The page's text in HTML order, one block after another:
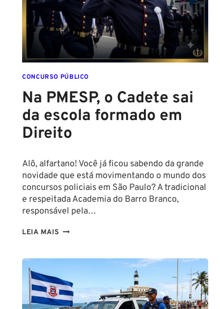
CONCURSO PÚBLICO
Na PMESP, o Cadete sai
da escola formado em
Direito
Alô, alfartano! Você já ficou sabendo da grande
novidade que está movimentando o mundo dos
concursos policiais em São Paulo? A tradicional
e respeitada Academia do Barro Branco,
responsável pela…
LEIA MAIS NA
SAI
DA
ESCOLA